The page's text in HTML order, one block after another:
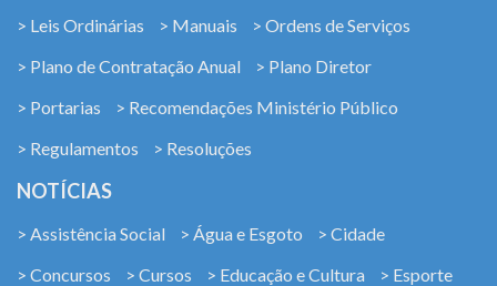
> Leis Ordinárias
> Manuais
> Ordens de Serviços
> Plano de Contratação Anual
> Plano Diretor
> Portarias
> Recomendações Ministério Público
> Regulamentos
> Resoluções
NOTÍCIAS
> Assistência Social > Água e Esgoto
> Cidade
> Concursos
> Cursos > Educação e Cultura
> Esporte